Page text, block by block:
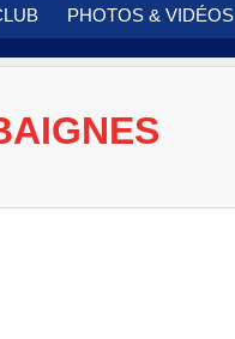
PHOTOS & VIDÉOS